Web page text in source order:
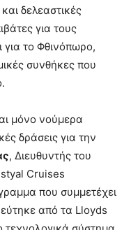
δελεαστικές
για τους
το Φθινόπωρο,
συνθήκες που
μόνο νούμερα
δράσεις για την
, Διευθυντής του
Cruises
που συμμετέχει
από τα Lloyds